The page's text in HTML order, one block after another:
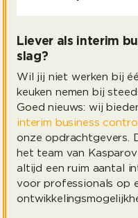
Liever als interim
slag?
Wil jij niet werken bij
keuken nemen bij
Goed nieuws: wij
interim business
onze opdrachtgevers.
het team van
altijd een ruim aantal
voor professionals op